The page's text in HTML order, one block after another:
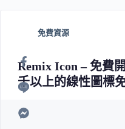
免費資源
Remix Icon – 免費
千以上的線性圖標